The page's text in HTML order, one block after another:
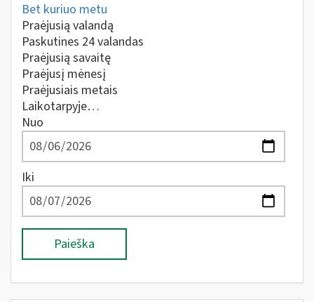
Bet kuriuo metu
Praėjusią valandą
Paskutines 24 valandas
Praėjusią savaitę
Praėjusį mėnesį
Praėjusiais metais
Laikotarpyje…
Nuo
Iki
Paieška